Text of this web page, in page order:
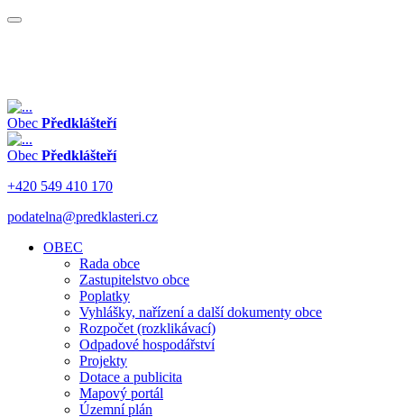
Obec Předklášteří
Obec Předklášteří
+420 549 410 170
podatelna@predklasteri.cz
OBEC
Rada obce
Zastupitelstvo obce
Poplatky
Vyhlášky, nařízení a další dokumenty obce
Rozpočet (rozklikávací)
Odpadové hospodářství
Projekty
Dotace a publicita
Mapový portál
Územní plán